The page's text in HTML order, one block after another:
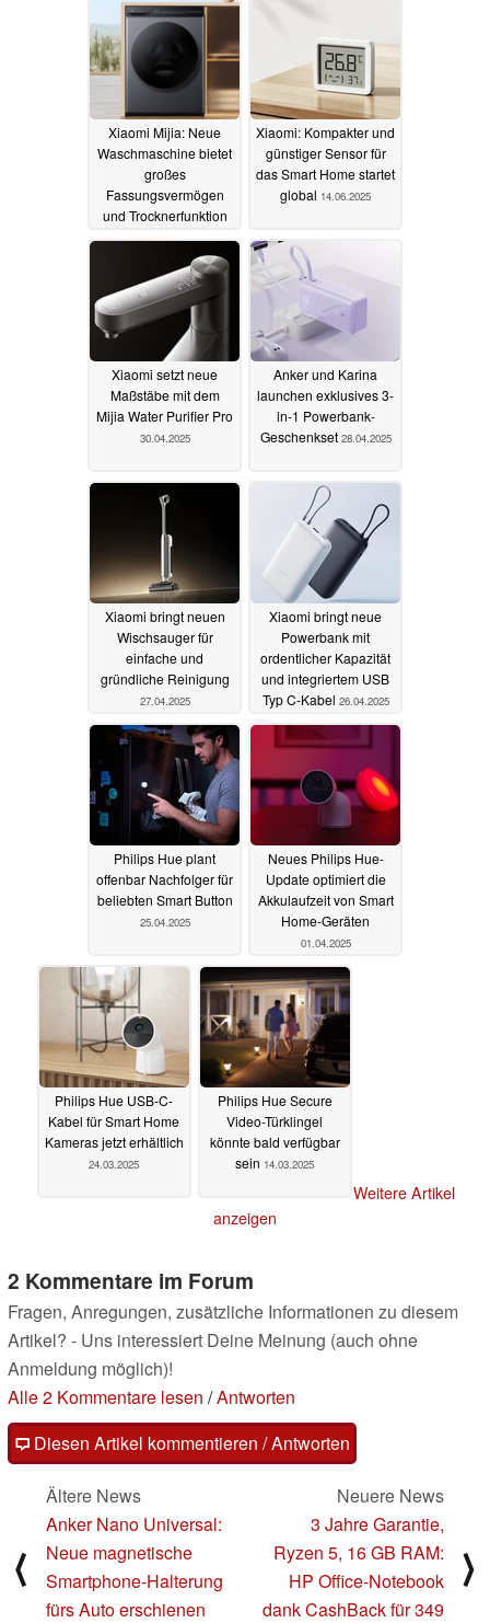
Xiaomi Mijia: Neue
Waschmaschine bietet
großes
Fassungsvermögen
und Trocknerfunktion
15.07.2025
Xiaomi: Kompakter und
günstiger Sensor für
das Smart Home startet
global 14.06.2025
Xiaomi setzt neue
Maßstäbe mit dem
Mijia Water Purifier Pro
30.04.2025
Anker und Karina
launchen exklusives 3-
in-1 Powerbank-
Geschenkset 28.04.2025
Xiaomi bringt neuen
Wischsauger für
einfache und
gründliche Reinigung
27.04.2025
Xiaomi bringt neue
Powerbank mit
ordentlicher Kapazität
und integriertem USB
Typ C-Kabel 26.04.2025
Philips Hue plant
offenbar Nachfolger für
beliebten Smart Button
25.04.2025
Neues Philips Hue-
Update optimiert die
Akkulaufzeit von Smart
Home-Geräten
01.04.2025
Philips Hue USB-C-
Kabel für Smart Home
Kameras jetzt erhältlich
24.03.2025
Philips Hue Secure
Video-Türklingel
könnte bald verfügbar
sein 14.03.2025
Weitere Artikel
anzeigen
2 Kommentare im Forum
Fragen, Anregungen, zusätzliche Informationen zu diesem
Artikel? - Uns interessiert Deine Meinung (auch ohne
Anmeldung möglich)!
Alle 2 Kommentare lesen /Antworten
Diesen Artikel kommentieren / Antworten
⟨
Ältere News
Anker Nano Universal:
Neue magnetische
Smartphone-Halterung
fürs Auto erschienen
Neuere News
3 Jahre Garantie,
Ryzen 5, 16 GB RAM:
HP Office-Notebook
dank CashBack für 349
⟩